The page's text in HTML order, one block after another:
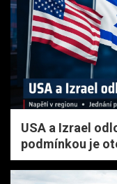
USA a Izrael
podmínkou je